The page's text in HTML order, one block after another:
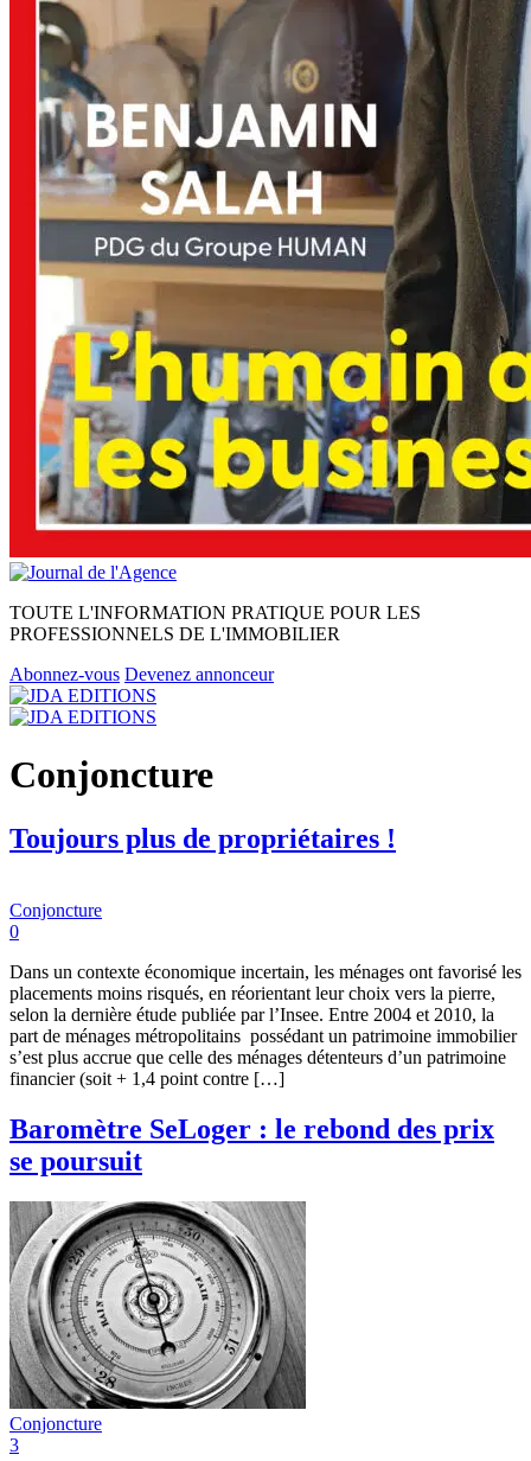
TOUTE L'INFORMATION PRATIQUE POUR LES
PROFESSIONNELS DE L'IMMOBILIER
Abonnez-vous Devenez annonceur
Conjoncture
Toujours plus de propriétaires !
Conjoncture
0
Dans un contexte économique incertain, les ménages ont favorisé les
placements moins risqués, en réorientant leur choix vers la pierre,
selon la dernière étude publiée par l’Insee. Entre 2004 et 2010, la
part de ménages métropolitains possédant un patrimoine immobilier
s’est plus accrue que celle des ménages détenteurs d’un patrimoine
financier (soit + 1,4 point contre […]
Baromètre SeLoger : le rebond des prix
se poursuit
Conjoncture
3